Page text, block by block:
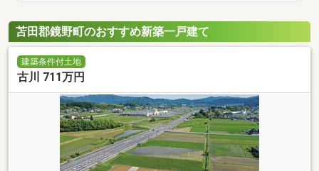
苫田郡鏡野町のおすすめ新築一戸建て
建築条件付土地
古川 711万円